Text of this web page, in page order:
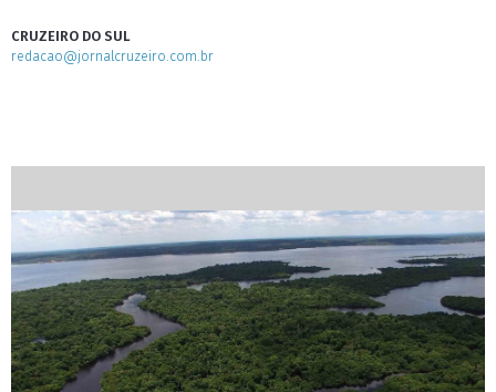
CRUZEIRO DO SUL
redacao@jornalcruzeiro.com.br